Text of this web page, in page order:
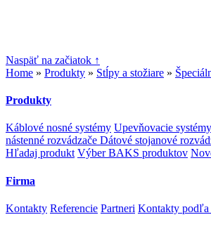
Naspäť na začiatok ↑
Home » Produkty » Stĺpy a stožiare »
Produkty
Káblové nosné systémy Upevňovacie
nástenné rozvádzače Dátové stojanové
Hľadaj produkt Výber BAKS produktov
Firma
Kontakty Referencie Partneri Kontakty podľa